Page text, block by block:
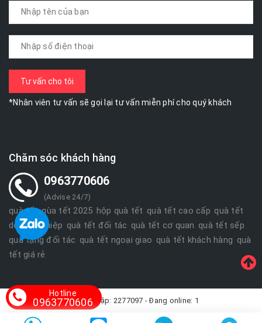
Hotline
0963770606
*Nhân viên tư vấn sẽ gọi lại tư vấn miễn phí cho quý khách
Chăm sóc khách hàng
0963770606
(Advise 24/7)
quà tết,qùa tết 2025 hộp quà tết quà tết cao cấp quà tết
doanh nghiệp quà tết đối tác quà tết cơ quan quà tết sếp
quà tặng đối tác quà tết ngoại giao quà tết khách hàng quà
tết giá rẻ
Lượt truy cập: 2277097 - Đang online: 1